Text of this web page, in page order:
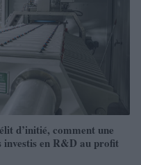
d’initié, comment une
en R&D au profit